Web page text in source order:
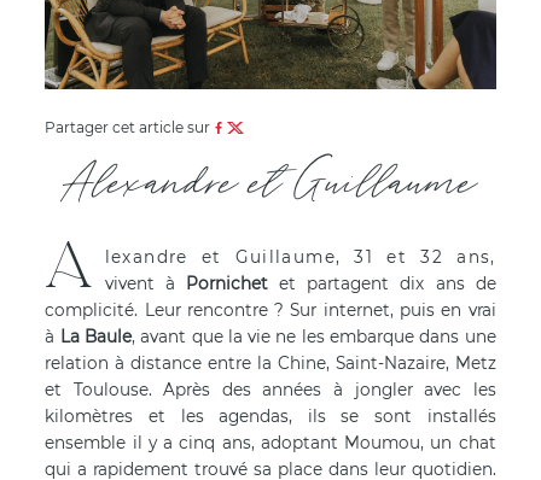
Partager cet article sur
Alexandre et Guillaume
A
lexandre et Guillaume, 31 et 32 ans,
vivent à
Pornichetet partagent dix ans de
complicité. Leur rencontre ? Sur internet, puis en vrai
à La Baule, avant que la vie ne les embarque dans une
relation à distance entre la Chine, Saint-Nazaire, Metz
et Toulouse. Après des années à jongler avec les
kilomètres et les agendas, ils se sont installés
ensemble il y a cinq ans, adoptant Moumou, un chat
qui a rapidement trouvé sa place dans leur quotidien.